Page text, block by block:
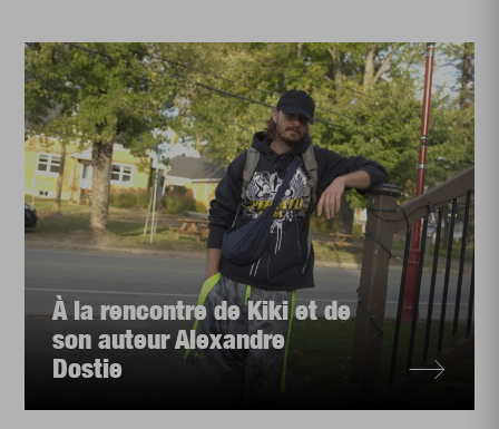
À la rencontre de Kiki et de
son auteur Alexandre
Dostie